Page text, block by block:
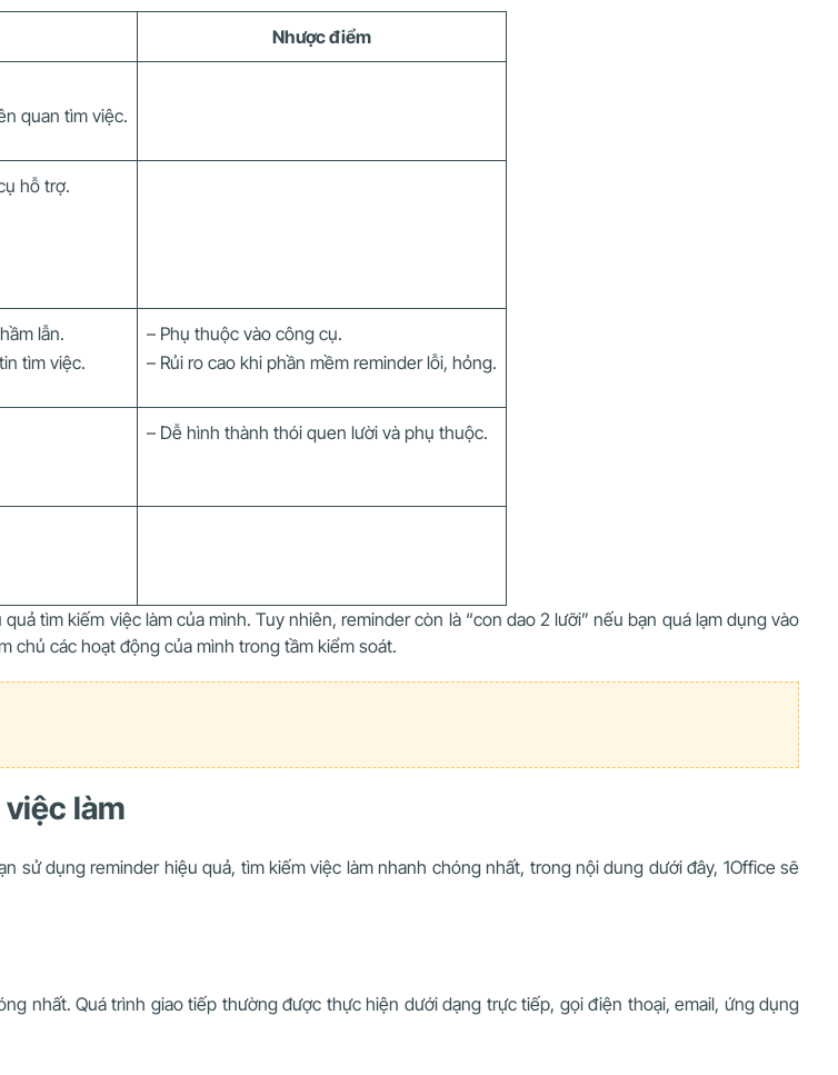
Nhược điểm
quan tìm việc.
hỗ trợ.
lẫn.
tìm việc.
– Phụ thuộc vào công cụ.
– Rủi ro cao khi phần mềm reminder lỗi, hỏng.
– Dễ hình thành thói quen lười và phụ thuộc.
tìm kiếm việc làm của mình. Tuy nhiên, reminder còn là “con dao 2 lưỡi” nếu bạn quá lạm dụng vào
chủ các hoạt động của mình trong tầm kiểm soát.
làm
sử dụng reminder hiệu quả, tìm kiếm việc làm nhanh chóng nhất, trong nội dung dưới đây, 1Office sẽ
nhất. Quá trình giao tiếp thường được thực hiện dưới dạng trực tiếp, gọi điện thoại, email, ứng dụng